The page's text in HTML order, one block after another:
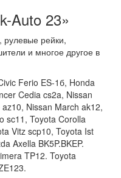
Auto 23»
рулевые рейки,
и многое другое в
Ferio ES-1б, Honda
Cedia cs2a, Nissan
Nissan March ak12,
sc11, Toyota Corolla
Vitz scp10, Toyota Ist
Axella BK5P.BKEP.
TP12. Toyota